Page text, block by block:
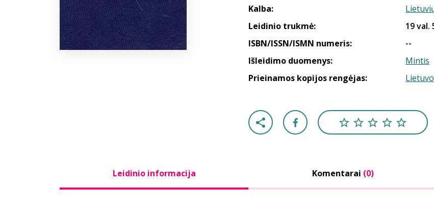
Kalba:
Leidinio trukmė:
19 val.
ISBN/ISSN/ISMN numeris:
--
Išleidimo duomenys:
Mintis
Prieinamos kopijos rengėjas:
Leidinio informacija Komentarai (0)